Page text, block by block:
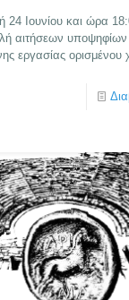
Ιουνίου και ώρα
αιτήσεων υποψηφίων
εργασίας ορισμένου